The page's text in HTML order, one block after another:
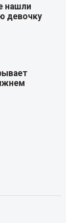
нашли
девочку